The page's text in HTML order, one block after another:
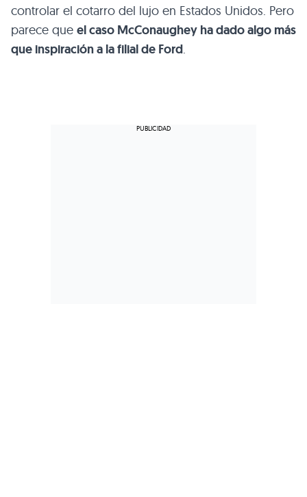
controlar el cotarro del lujo en Estados Unidos. Pero
parece que el caso McConaughey ha dado algo más
que inspiración a la filial de Ford.